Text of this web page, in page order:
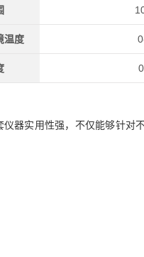
温度
器实用性强，不仅能够针对